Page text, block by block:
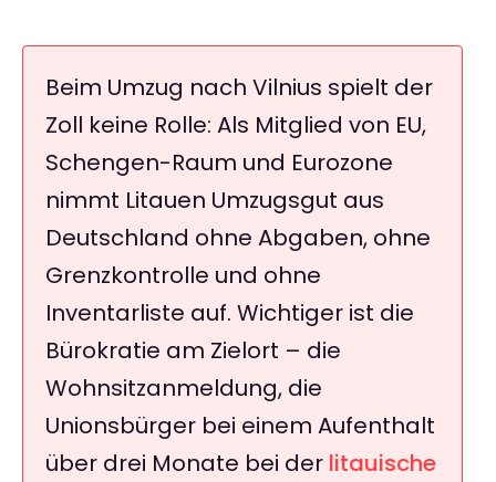
Beim Umzug nach Vilnius spielt der
Zoll keine Rolle: Als Mitglied von EU,
Schengen-Raum und Eurozone
nimmt Litauen Umzugsgut aus
Deutschland ohne Abgaben, ohne
Grenzkontrolle und ohne
Inventarliste auf. Wichtiger ist die
Bürokratie am Zielort – die
Wohnsitzanmeldung, die
Unionsbürger bei einem Aufenthalt
über drei Monate bei der litauische